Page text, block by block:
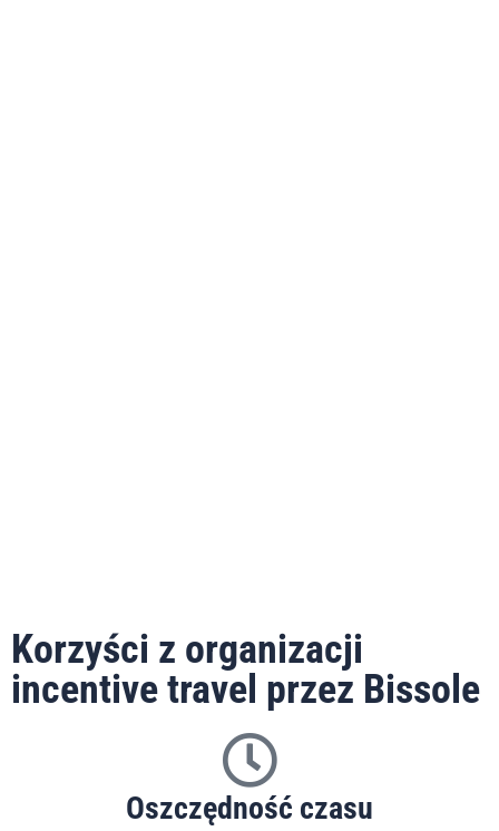
Korzyści z organizacji
incentive travel przez Bissole
Oszczędność czasu